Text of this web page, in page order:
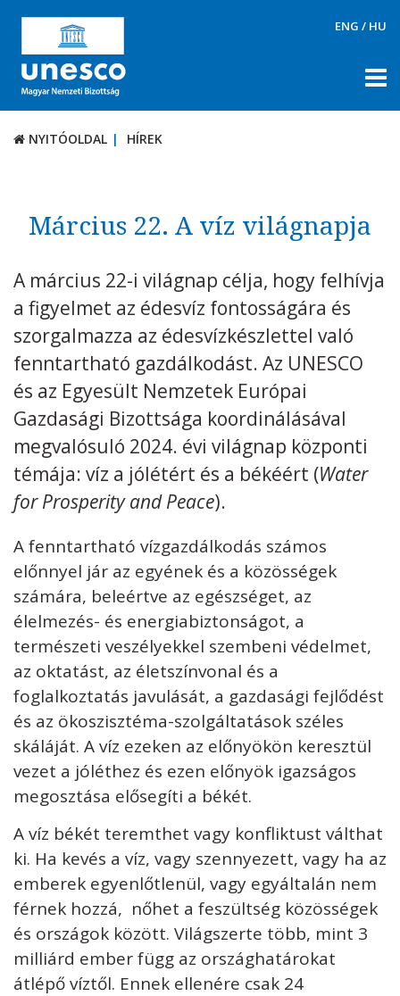
ENG / HU
NYITÓOLDAL HÍREK
TÉMÁK
PÁLYÁZATOK / DÍJAK
KAPCSOLAT
Kövess minket unescohungary
Adatkezelési tájékoztató Impresszum
Technikai információk
NYITÓOLDAL HÍREK
Március 22. A víz világnapja
A március 22-i világnap célja, hogy felhívja
a figyelmet az édesvíz fontosságára és
szorgalmazza az édesvízkészlettel való
fenntartható gazdálkodást. Az UNESCO
és az Egyesült Nemzetek Európai
Gazdasági Bizottsága koordinálásával
megvalósuló 2024. évi világnap központi
témája: víz a jólétért és a békéért (Water
for Prosperity and Peace).
A fenntartható vízgazdálkodás számos
előnnyel jár az egyének és a közösségek
számára, beleértve az egészséget, az
élelmezés- és energiabiztonságot, a
természeti veszélyekkel szembeni védelmet,
az oktatást, az életszínvonal és a
foglalkoztatás javulását, a gazdasági fejlődést
és az ökoszisztéma-szolgáltatások széles
skáláját. A víz ezeken az előnyökön keresztül
vezet a jóléthez és ezen előnyök igazságos
megosztása elősegíti a békét.
A víz békét teremthet vagy konfliktust válthat
ki. Ha kevés a víz, vagy szennyezett, vagy ha az
emberek egyenlőtlenül, vagy egyáltalán nem
férnek hozzá, nőhet a feszültség közösségek
és országok között. Világszerte több, mint 3
milliárd ember függ az országhatárokat
átlépő víztől. Ennek ellenére csak 24